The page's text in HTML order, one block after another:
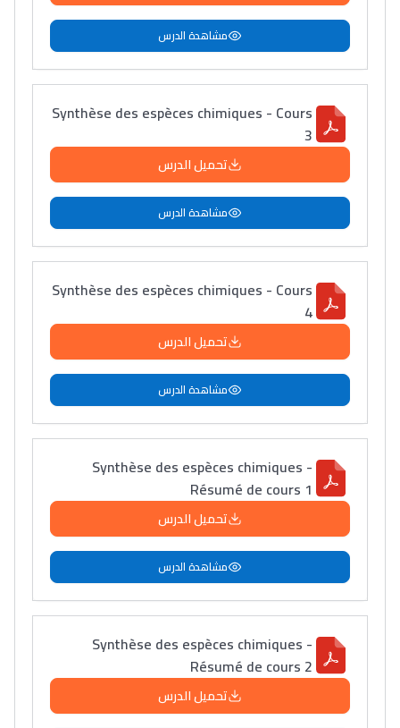
مشاهدة الدرس
Synthèse des espèces chimiques - Cours
3
تحميل الدرس
مشاهدة الدرس
Synthèse des espèces chimiques - Cours
4
تحميل الدرس
مشاهدة الدرس
Synthèse des espèces chimiques -
Résumé de cours 1
تحميل الدرس
مشاهدة الدرس
Synthèse des espèces chimiques -
Résumé de cours 2
تحميل الدرس